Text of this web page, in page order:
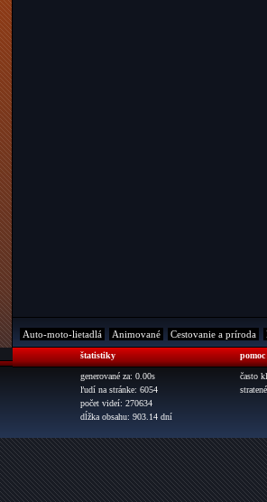
Auto-moto-lietadlá Animované Cestovanie a príroda
štatistiky
generované za: 0.00s
ľudí na stránke: 6054
počet videí: 270634
dĺžka obsahu: 903.14 dní
pomoc
často